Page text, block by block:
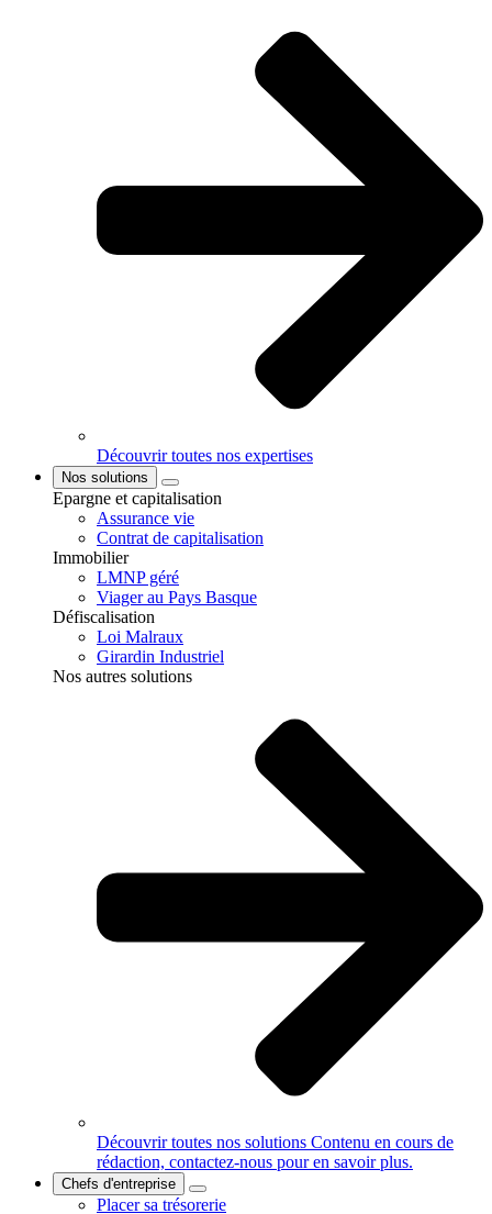
Découvrir toutes nos expertises
Nos solutions
Epargne et capitalisation
Assurance vie
Contrat de capitalisation
Immobilier
LMNP géré
Viager au Pays Basque
Défiscalisation
Loi Malraux
Girardin Industriel
Nos autres solutions
Découvrir toutes nos solutions Contenu en cours de
rédaction, contactez-nous pour en savoir plus.
Chefs d'entreprise
Placer sa trésorerie